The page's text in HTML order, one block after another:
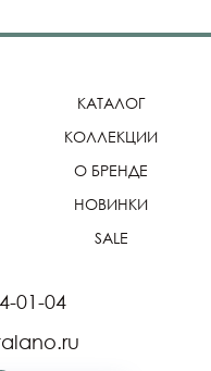
КАТАЛОГ
КОЛЛЕКЦИИ
О БРЕНДЕ
НОВИНКИ
SALE
01-04